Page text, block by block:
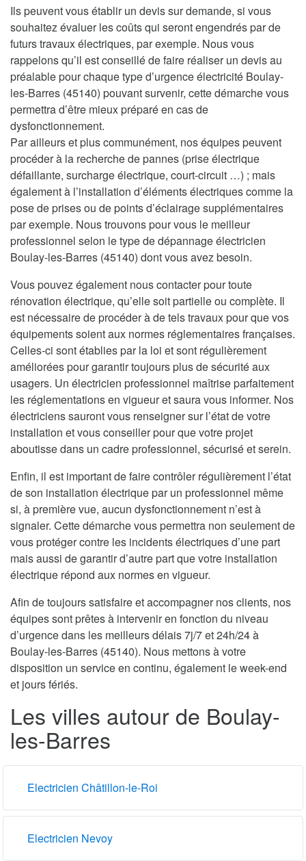
Ils peuvent vous établir un devis sur demande, si vous
souhaitez évaluer les coûts qui seront engendrés par de
futurs travaux électriques, par exemple. Nous vous
rappelons qu’il est conseillé de faire réaliser un devis au
préalable pour chaque type d’urgence électricité Boulay-
les-Barres (45140) pouvant survenir, cette démarche vous
permettra d’être mieux préparé en cas de
dysfonctionnement.
Par ailleurs et plus communément, nos équipes peuvent
procéder à la recherche de pannes (prise électrique
défaillante, surcharge électrique, court-circuit …) ; mais
également à l’installation d’éléments électriques comme la
pose de prises ou de points d’éclairage supplémentaires
par exemple. Nous trouvons pour vous le meilleur
professionnel selon le type de dépannage électricien
Boulay-les-Barres (45140) dont vous avez besoin.
Vous pouvez également nous contacter pour toute
rénovation électrique, qu’elle soit partielle ou complète. Il
est nécessaire de procéder à de tels travaux pour que vos
équipements soient aux normes réglementaires françaises.
Celles-ci sont établies par la loi et sont régulièrement
améliorées pour garantir toujours plus de sécurité aux
usagers. Un électricien professionnel maîtrise parfaitement
les réglementations en vigueur et saura vous informer. Nos
électriciens sauront vous renseigner sur l’état de votre
installation et vous conseiller pour que votre projet
aboutisse dans un cadre professionnel, sécurisé et serein.
Enfin, il est important de faire contrôler régulièrement l’état
de son installation électrique par un professionnel même
si, à première vue, aucun dysfonctionnement n’est à
signaler. Cette démarche vous permettra non seulement de
vous protéger contre les incidents électriques d’une part
mais aussi de garantir d’autre part que votre installation
électrique répond aux normes en vigueur.
Afin de toujours satisfaire et accompagner nos clients, nos
équipes sont prêtes à intervenir en fonction du niveau
d’urgence dans les meilleurs délais 7j/7 et 24h/24 à
Boulay-les-Barres (45140). Nous mettons à votre
disposition un service en continu, également le week-end
et jours fériés.
Les villes autour de Boulay-
les-Barres
Electricien Châtillon-le-Roi
Electricien Nevoy